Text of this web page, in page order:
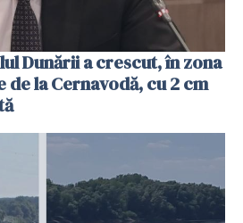
Dunării a crescut, în zona
la Cernavodă, cu 2 cm